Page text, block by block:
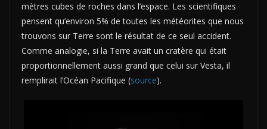
mètres cubes de roches dans l’espace. Les scientifiques
pensent qu’environ 5% de toutes les météorites que nous
trouvons sur Terre sont le résultat de ce seul accident.
Comme analogie, si la Terre avait un cratère qui était
proportionnellement aussi grand que celui sur Vesta, il
remplirait l’Océan Pacifique (source).